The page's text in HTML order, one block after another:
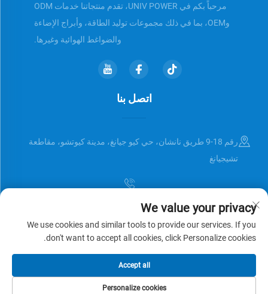
مرحباً بكم في UNIV POWER، تقدم منتجاتنا خدمات ODM
وOEM، بما في ذلك مجموعات توليد الطاقة، وأبراج الإضاءة
والضواغط الهوائية وغيرها.
اتصل بنا
رقم 18-9 طريق نانشان، حي كيو جيانغ، مدينة كيوتشو، مقاطعة
تشيجيانغ
[email protected]
حقوق النشر © Zhejiang Universal Trading Co.,Ltd. جميع الحقوق محفوظة
سياسة الخصوصية
We value your privacy
We use cookies and similar tools to provide our services. If you
don't want to accept all cookies, click Personalize cookies.
Personalize cookies
Accept all